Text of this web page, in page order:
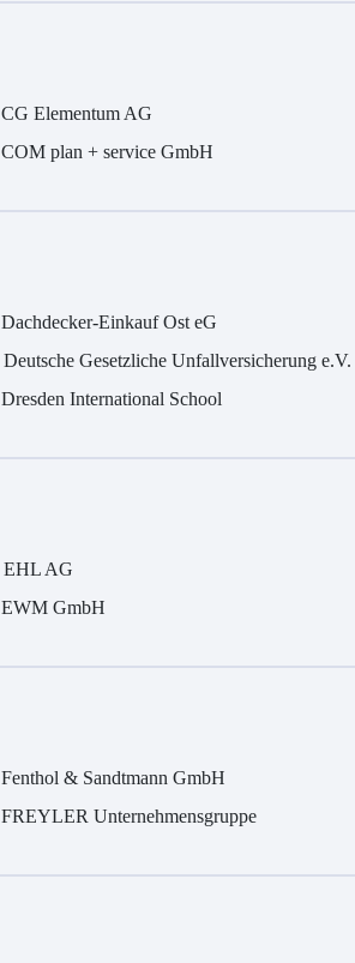
CG Elementum AG
COM plan + service GmbH
Dachdecker-Einkauf Ost eG
Deutsche Gesetzliche Unfallversicherung e.V.
Dresden International School
EHL AG
EWM GmbH
Fenthol & Sandtmann GmbH
FREYLER Unternehmensgruppe